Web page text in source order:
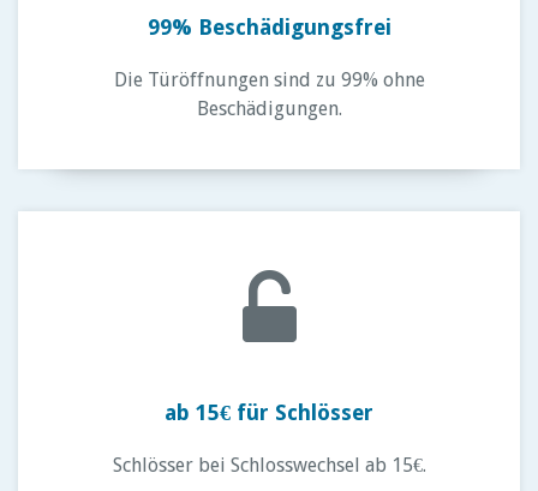
99% Beschädigungsfrei
Die Türöffnungen sind zu 99% ohne
Beschädigungen.
ab 15€ für Schlösser
Schlösser bei Schlosswechsel ab 15€.